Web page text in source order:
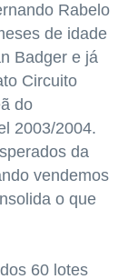
Rabelo
de idade
Badger e já
Circuito
do
2003/2004.
da
vendemos
o que
60 lotes